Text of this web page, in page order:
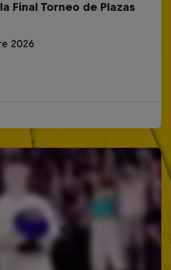
Final Torneo de Plazas
2026